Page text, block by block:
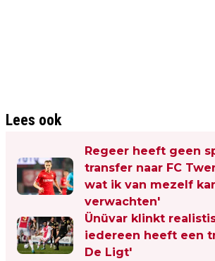
Lees ook
Regeer heeft geen
transfer naar FC
wat ik van mezelf
verwachten'
Ünüvar klinkt
iedereen heeft een
De Ligt'